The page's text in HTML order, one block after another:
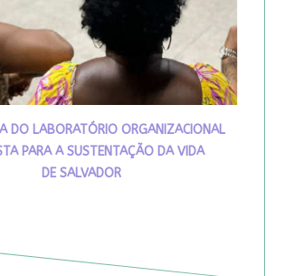
DO LABORATÓRIO ORGANIZACIONAL
PARA A SUSTENTAÇÃO DA VIDA
DE SALVADOR